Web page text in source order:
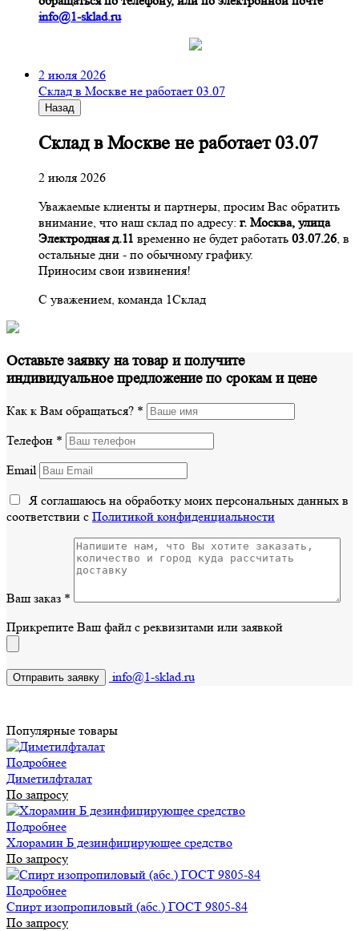
info@1-sklad.ru
2 июля 2026
Склад в Москве не работает 03.07
Назад
Склад в Москве не работает 03.07
2 июля 2026
Уважаемые клиенты и партнеры, просим Вас обратить
внимание, что наш склад по адресу: г. Москва, улица
Электродная д.11 временно не будет работать 03.07.26, в
остальные дни - по обычному графику.
Приносим свои извинения!
С уважением, команда 1Склад
Оставьте заявку на товар и получите
индивидуальное предложение по срокам и цене
Как к Вам обращаться? *
Телефон *
Email
Я соглашаюсь на обработку моих персональных данных в
соответствии с Политикой конфиденциальности
Ваш заказ *
Прикрепите Ваш файл с реквизитами или заявкой
info@1-sklad.ru
Популярные товары
Подробнее
Диметилфталат
По запросу
Подробнее
Хлорамин Б дезинфицирующее средство
По запросу
Подробнее
Спирт изопропиловый (абс.) ГОСТ 9805-84
По запросу